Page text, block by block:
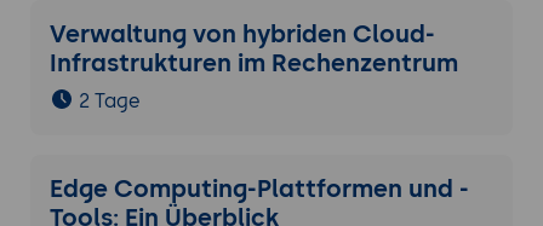
Verwaltung von hybriden Cloud-
Infrastrukturen im Rechenzentrum
2 Tage
Edge Computing-Plattformen und -
Tools: Ein Überblick